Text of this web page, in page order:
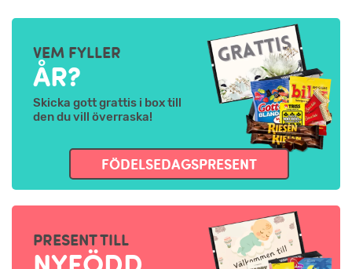
VEM FYLLER
ÅR?
Skicka gott grattis i box till
den du vill överraska!
FÖDELSEDAGSPRESENT
PRESENT TILL